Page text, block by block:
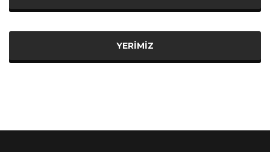
YERIMIZ